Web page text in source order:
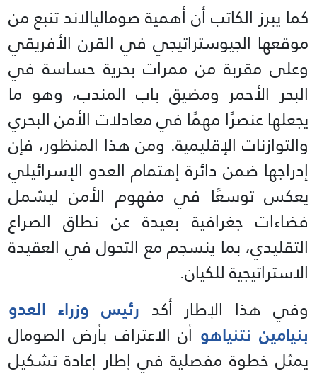
كما يبرز الكاتب أن أهمية صوماليالاند تنبع من
موقعها الجيوستراتيجي في القرن الأفريقي
وعلى مقربة من ممرات بحرية حساسة في
البحر الأحمر ومضيق باب المندب، وهو ما
يجعلها عنصرًا مهمًا في معادلات الأمن البحري
والتوازنات الإقليمية. ومن هذا المنظور، فإن
إدراجها ضمن دائرة إهتمام العدو الإسرائيلي
يعكس توسعًا في مفهوم الأمن ليشمل
فضاءات جغرافية بعيدة عن نطاق الصراع
التقليدي، بما ينسجم مع التحول في العقيدة
الاستراتيجية للكيان.
وفي هذا الإطار أكد رئيس وزراء العدو
بنيامين نتنياهو أن الاعتراف بأرض الصومال
يمثل خطوة مفصلية في إطار إعادة تشكيل